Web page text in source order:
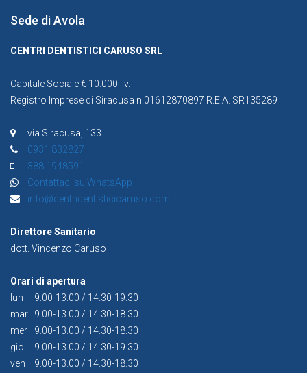
Sede di Avola
CENTRI DENTISTICI CARUSO SRL
Capitale Sociale € 10.000 i.v.
Registro Imprese di Siracusa n.01612870897 R.E.A. SR135289
via Siracusa, 133
0931 832827
388 1948591
Contattaci su WhatsApp
info@centridentisticicaruso.com
Direttore Sanitario
dott. Vincenzo Caruso
Orari di apertura
lun
9.00-13.00 / 14.30-19.30
mar
9.00-13.00 / 14.30-18.30
mer
9.00-13.00 / 14.30-18.30
gio
9.00-13.00 / 14.30-19.30
ven
9.00-13.00 / 14.30-18.30